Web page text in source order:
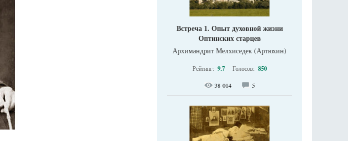
Встреча 1. Опыт духовной жизни
Оптинских старцев
Архимандрит Мелхиседек (Артюхин)
Рейтинг: 9.7 Голосов: 850
38 014 5